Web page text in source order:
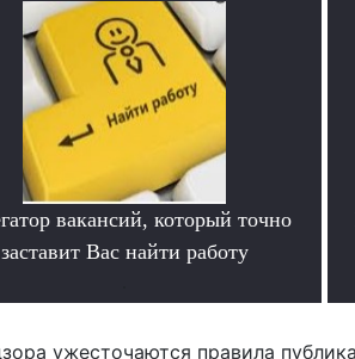
вакансий, который точно
заставит Вас найти работу
ужесточаются правила